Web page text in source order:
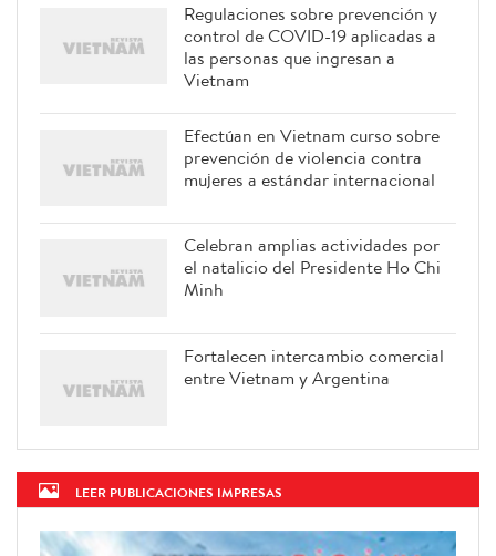
Regulaciones sobre prevención y
control de COVID-19 aplicadas a
las personas que ingresan a
Vietnam
Efectúan en Vietnam curso sobre
prevención de violencia contra
mujeres a estándar internacional
Celebran amplias actividades por
el natalicio del Presidente Ho Chi
Minh
Fortalecen intercambio comercial
entre Vietnam y Argentina
LEER PUBLICACIONES IMPRESAS